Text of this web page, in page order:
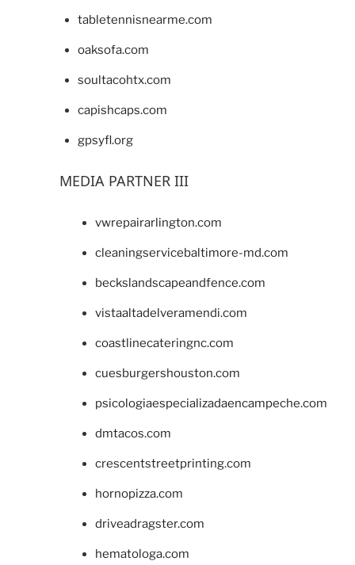
tabletennisnearme.com
oaksofa.com
soultacohtx.com
capishcaps.com
gpsyfl.org
MEDIA PARTNER III
vwrepairarlington.com
cleaningservicebaltimore-md.com
beckslandscapeandfence.com
vistaaltadelveramendi.com
coastlinecateringnc.com
cuesburgershouston.com
psicologiaespecializadaencampeche.com
dmtacos.com
crescentstreetprinting.com
hornopizza.com
driveadragster.com
hematologa.com